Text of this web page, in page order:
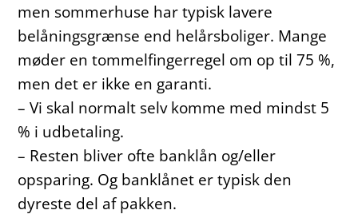
men sommerhuse har typisk lavere
belåningsgrænse end helårsboliger. Mange
møder en tommelfingerregel om op til 75 %,
men det er ikke en garanti.
– Vi skal normalt selv komme med mindst 5
% i udbetaling.
– Resten bliver ofte banklån og/eller
opsparing. Og banklånet er typisk den
dyreste del af pakken.